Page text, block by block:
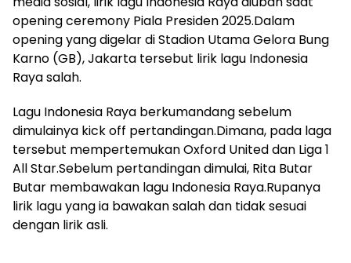
dan
media
siber
eksklusif,
trendi,
mengandung
unsur
edukasi,
gaya
hidup,
hiburan,
bebas
opening ceremony Piala Presiden 2025.Dalam
opening yang digelar di Stadion Utama Gelora Bung
Karno (GB), Jakarta tersebut lirik lagu Indonesia
Raya salah.
Lagu Indonesia Raya berkumandang sebelum
dimulainya kick off pertandingan.Dimana, pada laga
tersebut mempertemukan Oxford United dan Liga 1
All Star.Sebelum pertandingan dimulai, Rita Butar
Butar membawakan lagu Indonesia Raya.Rupanya
lirik lagu yang ia bawakan salah dan tidak sesuai
dengan lirik asli.